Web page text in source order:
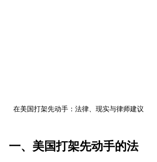
在美国打架先动手：法律、现实与律师建议
一、美国打架先动手的法